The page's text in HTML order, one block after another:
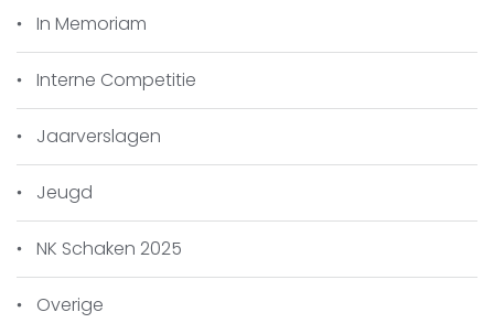
Hans: Proficiat!
6. G. van den Berg 11,5
In Memoriam
Interne Competitie
Jaarverslagen
Jeugd
NK Schaken 2025
Overige